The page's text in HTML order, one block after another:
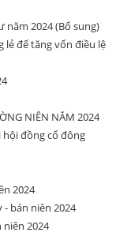
năm 2024 (Bổ sung)
lẻ để tăng vốn điều lệ
NIÊN NĂM 2024
đồng cổ đông
2024
- bán niên 2024
niên 2024